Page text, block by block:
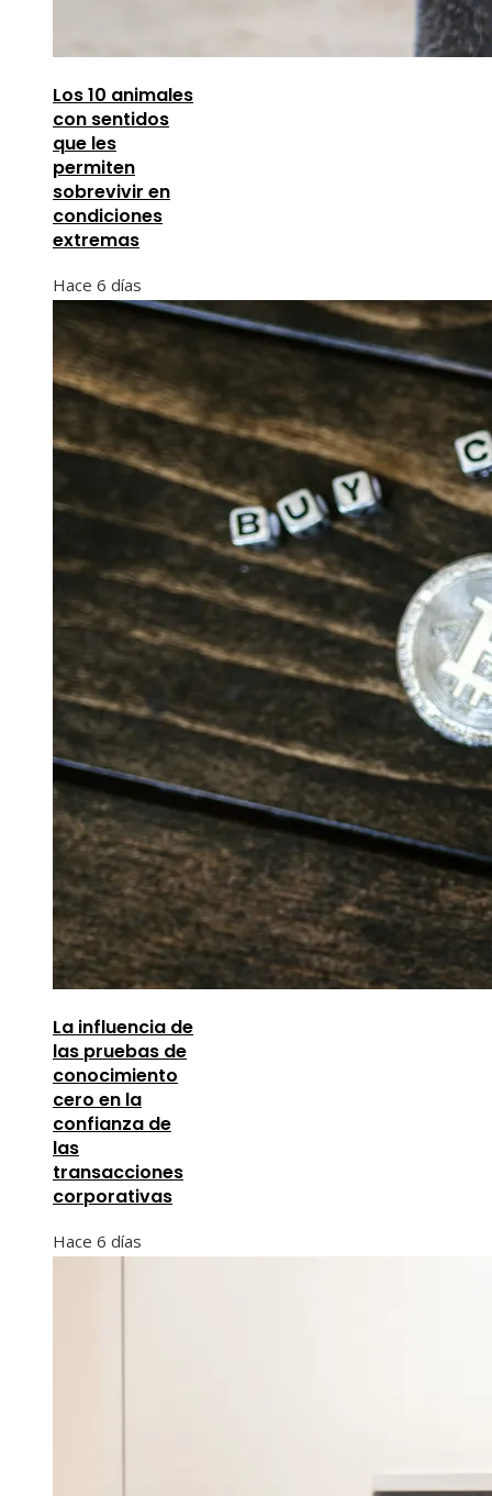
Los 10 animales
con sentidos
que les
permiten
sobrevivir en
condiciones
extremas
Hace 6 días
La influencia de
las pruebas de
conocimiento
cero en la
confianza de
las
transacciones
corporativas
Hace 6 días